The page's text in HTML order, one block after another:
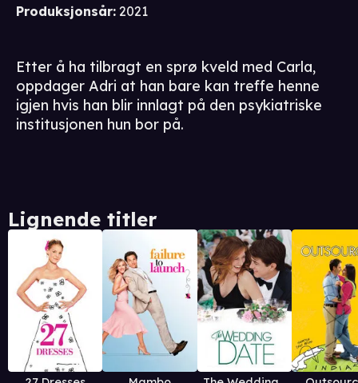
Produksjonsår: 2021
Etter å ha tilbragt en sprø kveld med Carla,
oppdager Adri at han bare kan treffe henne
igjen hvis han blir innlagt på den psykiatriske
institusjonen hun bor på.
Lignende titler